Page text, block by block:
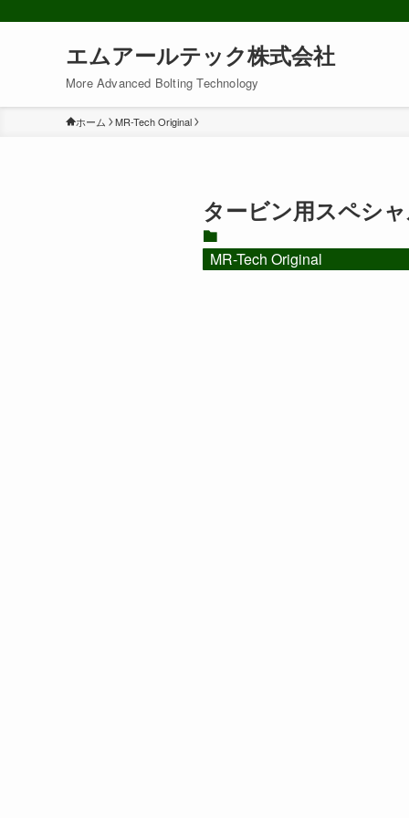
エムアールテック株式会社
More Advanced Bolting Technology
ホーム MR-Tech Original
タービン用スペシ
MR-Tech Original